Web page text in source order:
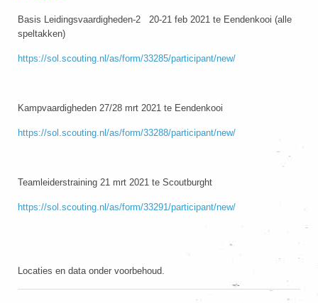
Basis Leidingsvaardigheden-2 20-21 feb 2021 te Eendenkooi (alle
speltakken)
https://sol.scouting.nl/as/form/33285/participant/new/
Kampvaardigheden 27/28 mrt 2021 te Eendenkooi
https://sol.scouting.nl/as/form/33288/participant/new/
Teamleiderstraining 21 mrt 2021 te Scoutburght
https://sol.scouting.nl/as/form/33291/participant/new/
Locaties en data onder voorbehoud.